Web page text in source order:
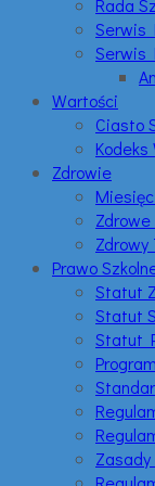
Rada
Serwis
Serwis
Wartości
Ciasto
Zdrowie
Zdrowy
Prawo
Statut
Statut
Statut
Zasady